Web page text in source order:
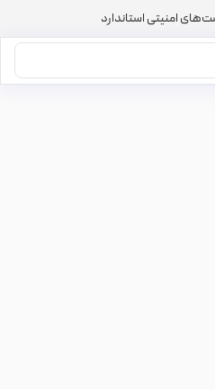
امنیتی استاندارد